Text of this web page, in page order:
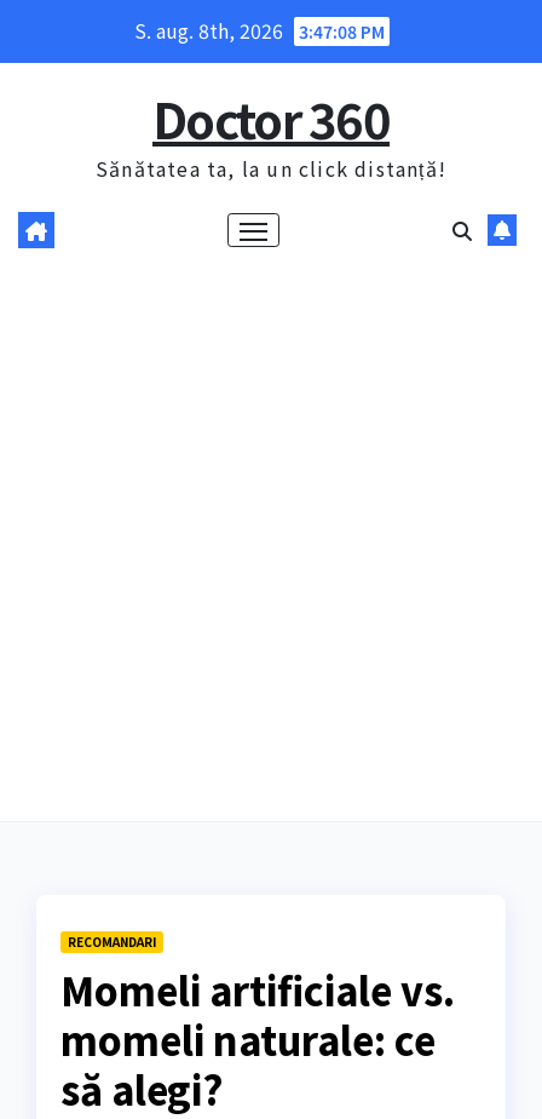
S. aug. 8th, 2026 3:47:09 PM
Doctor 360
Sănătatea ta, la un click distanță!
RECOMANDARI
Momeli artificiale vs.
momeli naturale: ce
să alegi?